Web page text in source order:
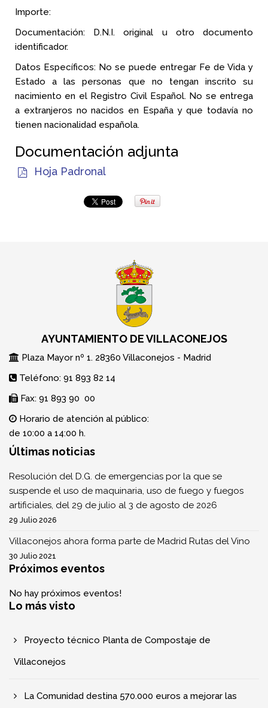
Importe:
Documentación: D.N.I. original u otro documento
identificador.
Datos Específicos: No se puede entregar Fe de Vida y
Estado a las personas que no tengan inscrito su
nacimiento en el Registro Civil Español. No se entrega
a extranjeros no nacidos en España y que todavía no
tienen nacionalidad española.
Documentación adjunta
Hoja Padronal
AYUNTAMIENTO DE VILLACONEJOS
Plaza Mayor nº 1. 28360 Villaconejos - Madrid
Teléfono: 91 893 82 14
Fax: 91 893 90 00
Horario de atención al público:
de 10:00 a 14:00 h.
Últimas noticias
Resolución del D.G. de emergencias por la que se
suspende el uso de maquinaria, uso de fuego y fuegos
artificiales, del 29 de julio al 3 de agosto de 2026
29 Julio 2026
Villaconejos ahora forma parte de Madrid Rutas del Vino
30 Julio 2021
Próximos eventos
No hay próximos eventos!
Lo más visto
Proyecto técnico Planta de Compostaje de
Villaconejos
La Comunidad destina 570.000 euros a mejorar las